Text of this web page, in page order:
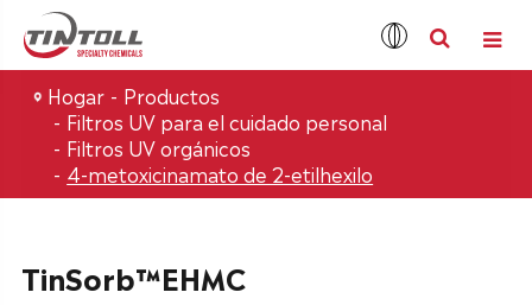
Hogar
Productos
Filtros UV para el cuidado personal
Filtros UV orgánicos
4-metoxicinamato de 2-etilhexilo
TinSorb™EHMC